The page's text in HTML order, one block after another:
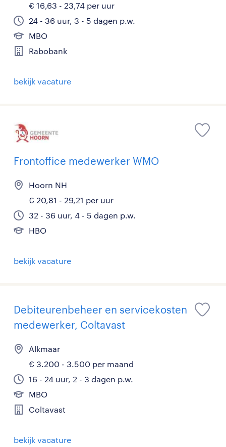
€ 16,63 - 23,74 per uur
24 - 36 uur, 3 - 5 dagen p.w.
MBO
Rabobank
bekijk vacature
Frontoffice medewerker WMO
Hoorn NH
€ 20,81 - 29,21 per uur
32 - 36 uur, 4 - 5 dagen p.w.
HBO
bekijk vacature
Debiteurenbeheer en servicekosten
medewerker, Coltavast
Alkmaar
€ 3.200 - 3.500 per maand
16 - 24 uur, 2 - 3 dagen p.w.
MBO
Coltavast
bekijk vacature